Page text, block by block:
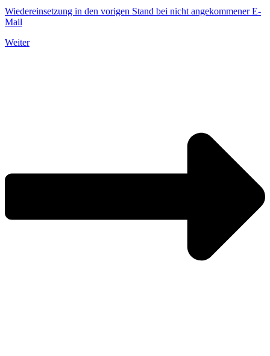
Wiedereinsetzung in den vorigen Stand bei nicht angekommener E-
Mail
Weiter